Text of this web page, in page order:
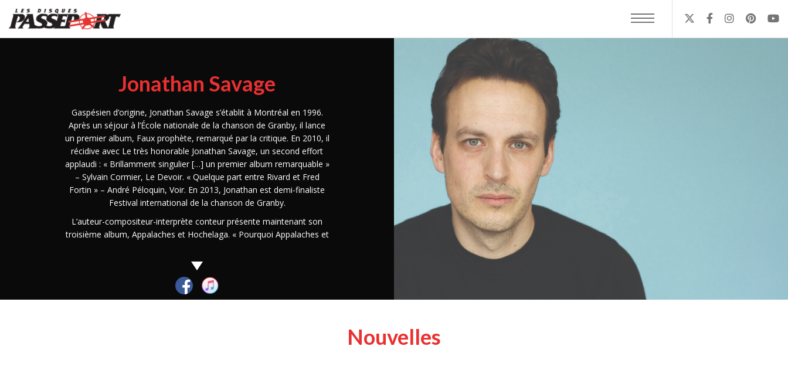
Jonathan Savage
Gaspésien d’origine, Jonathan Savage s’établit à Montréal en 1996.
Après un séjour à l’École nationale de la chanson de Granby, il lance
un premier album, Faux prophète, remarqué par la critique. En 2010, il
récidive avec Le très honorable Jonathan Savage, un second effort
applaudi : « Brillamment singulier […] un premier album remarquable »
– Sylvain Cormier, Le Devoir. « Quelque part entre Rivard et Fred
Fortin » – André Péloquin, Voir. En 2013, Jonathan est demi-finaliste
Festival international de la chanson de Granby.
L’auteur-compositeur-interprète conteur présente maintenant son
troisième album, Appalaches et Hochelaga. « Pourquoi Appalaches et
Parce que je suis devenu un homme à Montréal, dans Hochelaga. Une
chaîne de montagnes bordée par la mer et un quartier montréalais
légendaire ont fait qui je suis maintenant. »
Nouvelles